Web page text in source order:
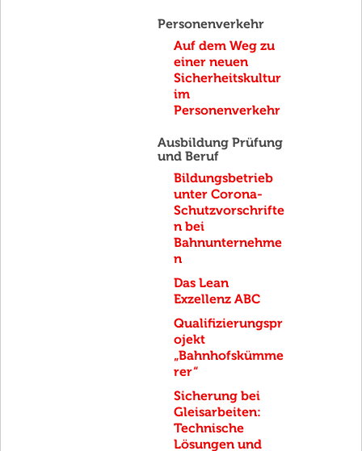
Personenverkehr
Auf dem Weg zu
einer neuen
Sicherheitskultur
im
Personenverkehr
Ausbildung Prüfung
und Beruf
Bildungsbetrieb
unter Corona-
Schutzvorschrifte
n bei
Bahnunternehme
n
Das Lean
Exzellenz ABC
Qualifizierungspr
ojekt
„Bahnhofskümme
rer“
Sicherung bei
Gleisarbeiten:
Technische
Lösungen und